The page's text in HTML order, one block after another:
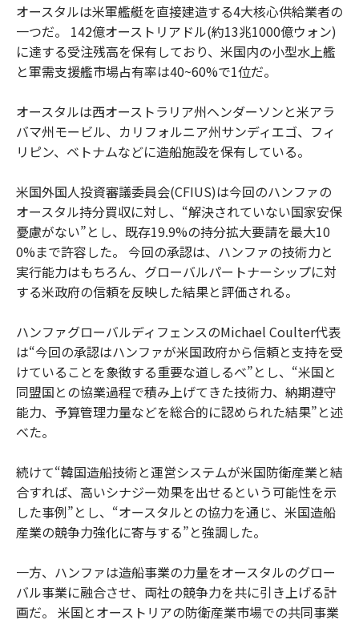
オースタルは米軍艦艇を直接建造する4大核心供給業者の
一つだ。 142億オーストリアドル(約13兆1000億ウォン)
に達する受注残高を保有しており、米国内の小型水上艦
と軍需支援艦市場占有率は40~60%で1位だ。
オースタルは西オーストラリア州ヘンダーソンと米アラ
バマ州モービル、カリフォルニア州サンディエゴ、フィ
リピン、ベトナムなどに造船施設を保有している。
米国外国人投資審議委員会(CFIUS)は今回のハンファの
オースタル持分買収に対し、“解決されていない国家安保
憂慮がない”とし、既存19.9%の持分拡大要請を最大10
0%まで許容した。 今回の承認は、ハンファの技術力と
実行能力はもちろん、グローバルパートナーシップに対
する米政府の信頼を反映した結果と評価される。
ハンファグローバルディフェンスのMichael Coulter代表
は“今回の承認はハンファが米国政府から信頼と支持を受
けていることを象徴する重要な道しるべ”とし、“米国と
同盟国との協業過程で積み上げてきた技術力、納期遵守
能力、予算管理力量などを総合的に認められた結果”と述
べた。
続けて“韓国造船技術と運営システムが米国防衛産業と結
合すれば、高いシナジー効果を出せるという可能性を示
した事例”とし、“オースタルとの協力を通じ、米国造船
産業の競争力強化に寄与する”と強調した。
一方、ハンファは造船事業の力量をオースタルのグロー
バル事業に融合させ、両社の競争力を共に引き上げる計
画だ。 米国とオーストリアの防衛産業市場での共同事業